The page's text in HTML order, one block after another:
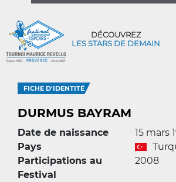
DÉCOUVREZ
LES STARS DE DEMAIN
FICHE D'IDENTITÉ
DURMUS BAYRAM
Date de naissance
15 mars
Pays
Participations au
Festival
2008